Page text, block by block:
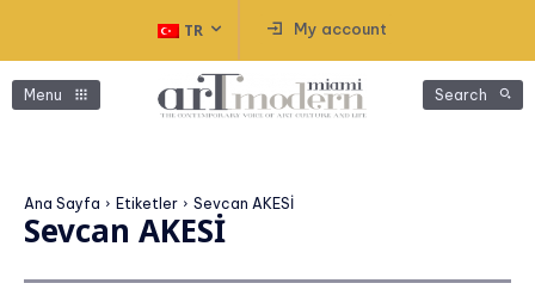
TR My account
Menu Search
Ana Sayfa Etiketler Sevcan AKESİ
Sevcan AKESİ